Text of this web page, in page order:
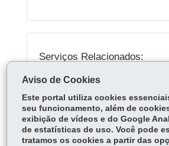
Serviços Relacionados:
ÓRGÃO RESPONSÁVEL
DEIXE SUA OPINIÃO
Aviso de Cookies
Este portal utiliza cookies
seu funcionamento, além de
exibição de vídeos e do Google
de estatísticas de uso. Você pode
tratamos os cookies a partir das